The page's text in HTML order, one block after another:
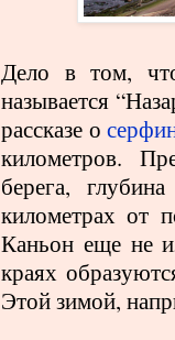
Дело в том,
называется
рассказе о
километров.
берега,
километрах от
Каньон еще не
краях
Этой зимой,